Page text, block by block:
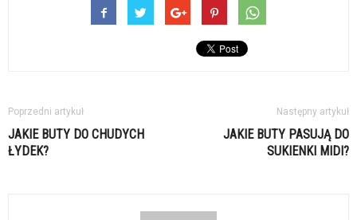
Poprzedni artykuł
JAKIE BUTY DO CHUDYCH
ŁYDEK?
Następny artykuł
JAKIE BUTY PASUJĄ DO
SUKIENKI MIDI?